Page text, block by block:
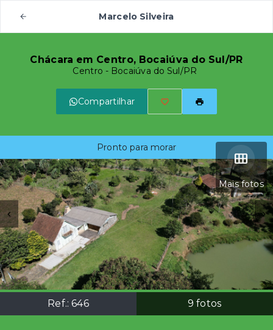
Marcelo Silveira
Chácara em Centro, Bocaiúva do Sul/PR
Centro - Bocaiúva do Sul/PR
Compartilhar
Mais fotos
Ref.:646 9 fotos
Pronto para morar